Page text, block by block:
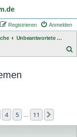
Anmelden
Registrieren
Unbeantwortete Themen
114 5 11